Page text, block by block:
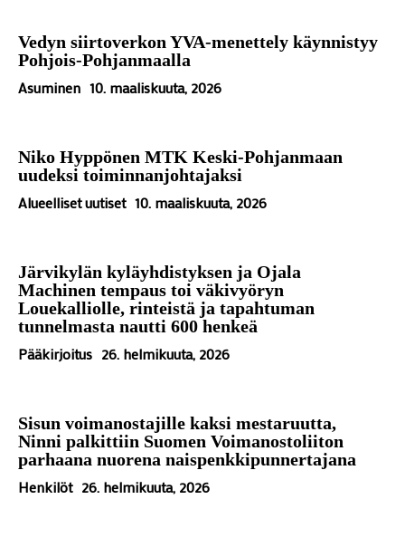
Vedyn siirtoverkon YVA-menettely käynnistyy
Pohjois-Pohjanmaalla
Asuminen 10. maaliskuuta, 2026
Niko Hyppönen MTK Keski-Pohjanmaan
uudeksi toiminnanjohtajaksi
Alueelliset uutiset 10. maaliskuuta, 2026
Järvikylän kyläyhdistyksen ja Ojala
Machinen tempaus toi väkivyöryn
Louekalliolle, rinteistä ja tapahtuman
tunnelmasta nautti 600 henkeä
Pääkirjoitus 26. helmikuuta, 2026
Sisun voimanostajille kaksi mestaruutta,
Ninni palkittiin Suomen Voimanostoliiton
parhaana nuorena naispenkkipunnertajana
Henkilöt 26. helmikuuta, 2026